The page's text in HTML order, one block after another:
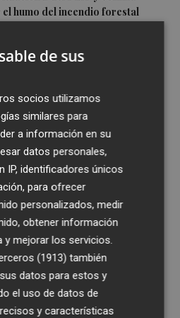
humo del incendio forestal
Italia
en Foios, en imágenes
un baño de masas en su
siempre digo que soy de Foios"
la actualidad de
en tu correo
suscribirme
de sus
socios utilizamos
similares para
a información en su
datos personales,
IP, identificadores únicos
para ofrecer
personalizados, medir
obtener información
y mejorar los servicios.
(1913) también
datos para estos y
el uso de datos de
y características